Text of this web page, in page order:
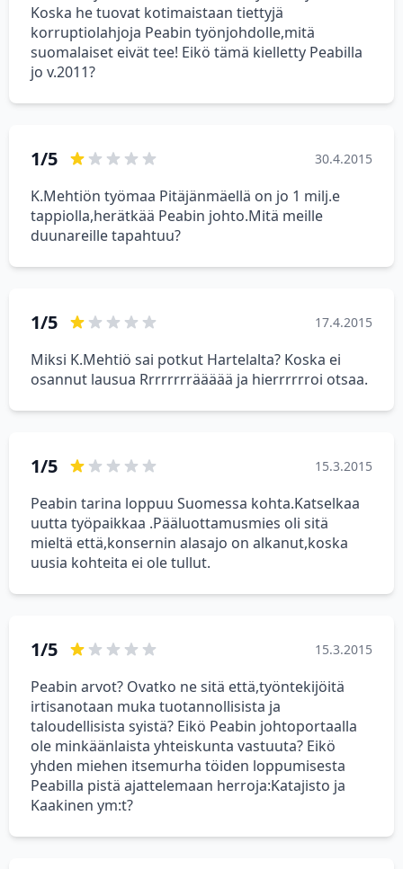
Koska he tuovat kotimaistaan tiettyjä
korruptiolahjoja Peabin työnjohdolle,mitä
suomalaiset eivät tee! Eikö tämä kielletty Peabilla
jo v.2011?
1/5 30.4.2015
K.Mehtiön työmaa Pitäjänmäellä on jo 1 milj.e
tappiolla,herätkää Peabin johto.Mitä meille
duunareille tapahtuu?
1/5 17.4.2015
Miksi K.Mehtiö sai potkut Hartelalta? Koska ei
osannut lausua Rrrrrrrräääää ja hierrrrrroi otsaa.
1/5 15.3.2015
Peabin tarina loppuu Suomessa kohta.Katselkaa
uutta työpaikkaa .Pääluottamusmies oli sitä
mieltä että,konsernin alasajo on alkanut,koska
uusia kohteita ei ole tullut.
1/5 15.3.2015
Peabin arvot? Ovatko ne sitä että,työntekijöitä
irtisanotaan muka tuotannollisista ja
taloudellisista syistä? Eikö Peabin johtoportaalla
ole minkäänlaista yhteiskunta vastuuta? Eikö
yhden miehen itsemurha töiden loppumisesta
Peabilla pistä ajattelemaan herroja:Katajisto ja
Kaakinen ym:t?